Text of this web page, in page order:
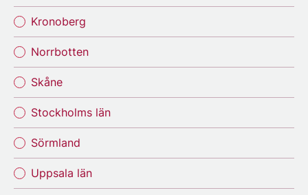
Kronoberg
Norrbotten
Skåne
Stockholms län
Sörmland
Uppsala län